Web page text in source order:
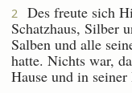
2
Des freute sich
Schatzhaus, Silber
Salben und alle
hatte. Nichts war,
Hause und in